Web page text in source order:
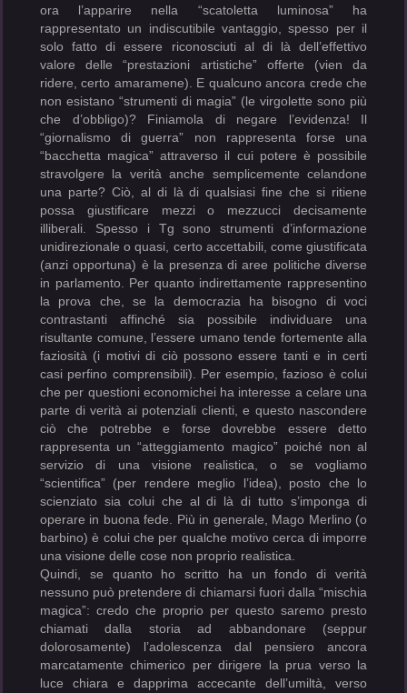
ora l’apparire nella “scatoletta luminosa” ha
rappresentato un indiscutibile vantaggio, spesso per il
solo fatto di essere riconosciuti al di là dell’effettivo
valore delle “prestazioni artistiche” offerte (vien da
ridere, certo amaramene). E qualcuno ancora crede che
non esistano “strumenti di magia” (le virgolette sono più
che d’obbligo)? Finiamola di negare l’evidenza! Il
“giornalismo di guerra” non rappresenta forse una
“bacchetta magica” attraverso il cui potere è possibile
stravolgere la verità anche semplicemente celandone
una parte? Ciò, al di là di qualsiasi fine che si ritiene
possa giustificare mezzi o mezzucci decisamente
illiberali. Spesso i Tg sono strumenti d’informazione
unidirezionale o quasi, certo accettabili, come giustificata
(anzi opportuna) è la presenza di aree politiche diverse
in parlamento. Per quanto indirettamente rappresentino
la prova che, se la democrazia ha bisogno di voci
contrastanti affinché sia possibile individuare una
risultante comune, l’essere umano tende fortemente alla
faziosità (i motivi di ciò possono essere tanti e in certi
casi perfino comprensibili). Per esempio, fazioso è colui
che per questioni economichei ha interesse a celare una
parte di verità ai potenziali clienti, e questo nascondere
ciò che potrebbe e forse dovrebbe essere detto
rappresenta un “atteggiamento magico” poiché non al
servizio di una visione realistica, o se vogliamo
“scientifica” (per rendere meglio l’idea), posto che lo
scienziato sia colui che al di là di tutto s’imponga di
operare in buona fede. Più in generale, Mago Merlino (o
barbino) è colui che per qualche motivo cerca di imporre
una visione delle cose non proprio realistica.
Quindi, se quanto ho scritto ha un fondo di verità
nessuno può pretendere di chiamarsi fuori dalla “mischia
magica”: credo che proprio per questo saremo presto
chiamati dalla storia ad abbandonare (seppur
dolorosamente) l’adolescenza dal pensiero ancora
marcatamente chimerico per dirigere la prua verso la
luce chiara e dapprima accecante dell’umiltà, verso